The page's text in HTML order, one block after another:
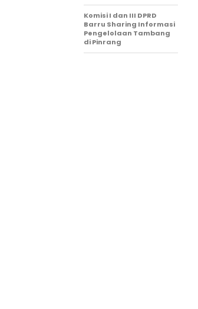
Komisi I dan III DPRD
Barru Sharing Informasi
Pengelolaan Tambang
di Pinrang